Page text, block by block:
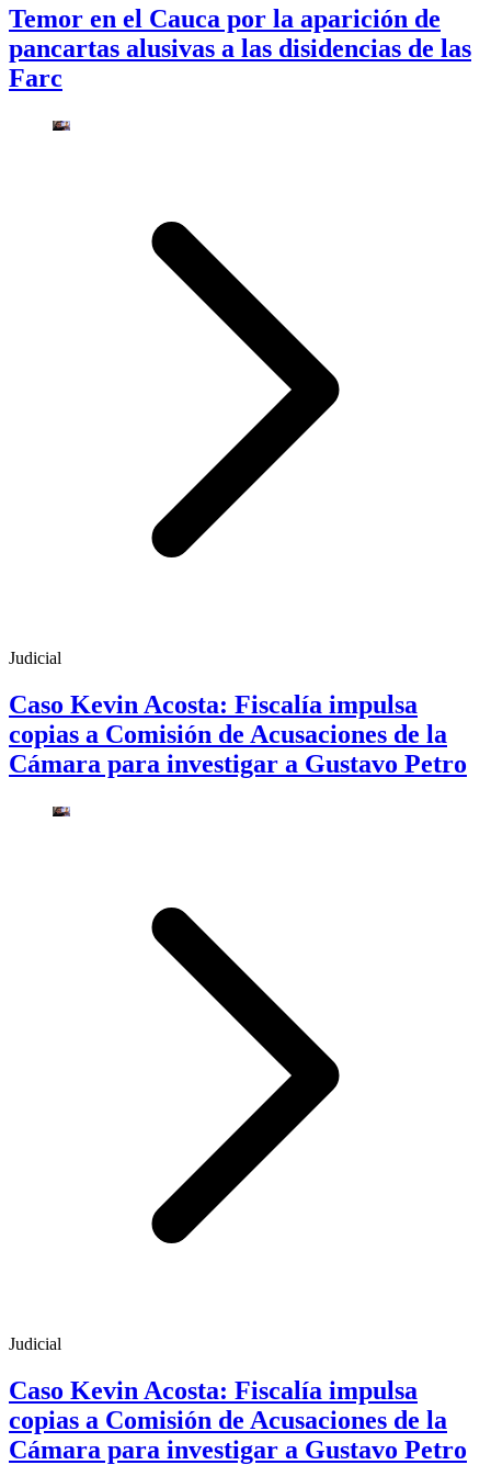
Temor en el Cauca por la aparición de
pancartas alusivas a las disidencias de las
Farc
Judicial
Caso Kevin Acosta: Fiscalía impulsa
copias a Comisión de Acusaciones de la
Cámara para investigar a Gustavo Petro
Judicial
Caso Kevin Acosta: Fiscalía impulsa
copias a Comisión de Acusaciones de la
Cámara para investigar a Gustavo Petro